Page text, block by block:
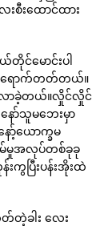
စီးထောင်ထား
တိုင်မောင်းပါ
ရောက်တတ်တယ်။
လာခဲ့တယ်။လှိုင်လှိုင်
ော်သူမဘေးမှာ
ာ့်ယောက္ခမ
မှုအလုပ်တစ်ခုခု
ကွပြီးပန်းအိုးထဲ
တဲ့ခါး လေး